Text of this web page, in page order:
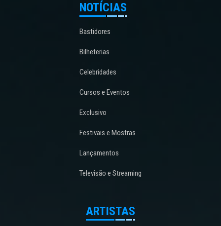
NOTÍCIAS
Bastidores
Bilheterias
Celebridades
Cursos e Eventos
Exclusivo
Festivais e Mostras
Lançamentos
Televisão e Streaming
ARTISTAS